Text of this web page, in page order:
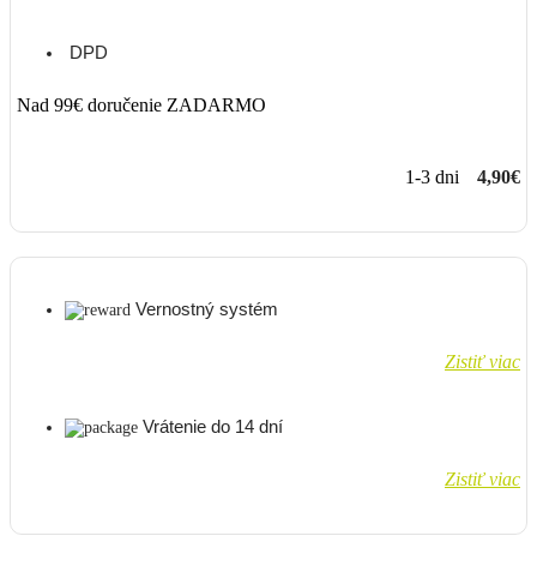
DPD
Nad 99€ doručenie ZADARMO
1-3 dni 4,90€
Vernostný systém
Zistiť viac
Vrátenie do 14 dní
Zistiť viac